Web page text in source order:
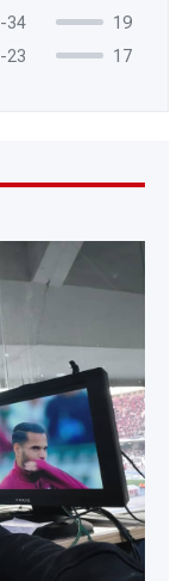
-34
19
-23 17